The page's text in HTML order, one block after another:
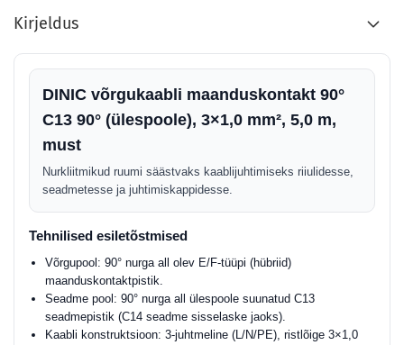
Kirjeldus
DINIC võrgukaabli maanduskontakt 90°
C13 90° (ülespoole), 3×1,0 mm², 5,0 m,
must
Nurkliitmikud ruumi säästvaks kaablijuhtimiseks riiulidesse,
seadmetesse ja juhtimiskappidesse.
Tehnilised esiletõstmised
Võrgupool: 90° nurga all olev E/F-tüüpi (hübriid)
maanduskontaktpistik.
Seadme pool: 90° nurga all ülespoole suunatud C13
seadmepistik (C14 seadme sisselaske jaoks).
Kaabli konstruktsioon: 3-juhtmeline (L/N/PE), ristlõige 3×1,0